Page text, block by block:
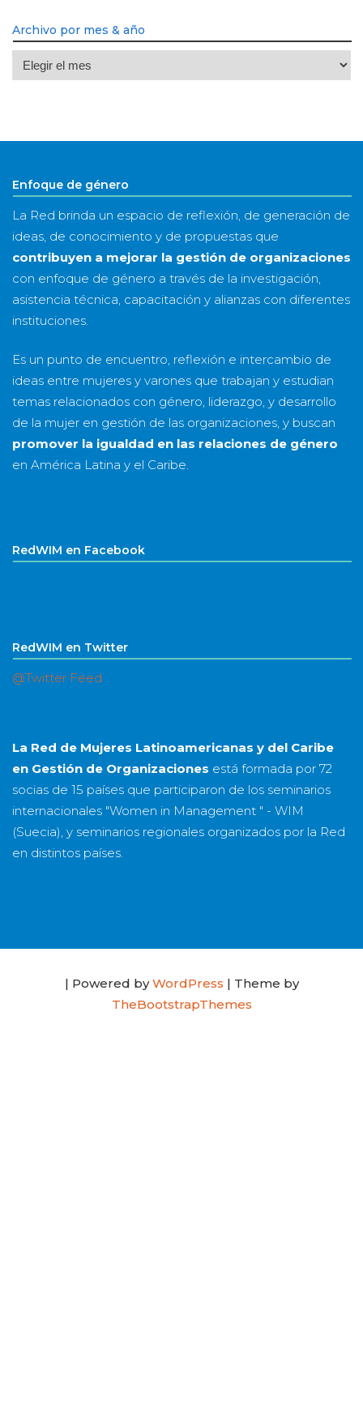
Archivo por mes & año
Archivo
por
año
Enfoque de género
La Red brinda un espacio de reflexión, de generación de
ideas, de conocimiento y de propuestas que
contribuyen a mejorar la gestión de organizaciones
con enfoque de género a través de la investigación,
asistencia técnica, capacitación y alianzas con diferentes
instituciones.
Es un punto de encuentro, reflexión e intercambio de
ideas entre mujeres y varones que trabajan y estudian
temas relacionados con género, liderazgo, y desarrollo
de la mujer en gestión de las organizaciones, y buscan
promover la igualdad en las relaciones de género
en América Latina y el Caribe.
RedWIM en Facebook
RedWIM en Twitter
@Twitter Feed
La Red de Mujeres Latinoamericanas y del Caribe
en Gestión de Organizaciones está formada por 72
socias de 15 países que participaron de los seminarios
internacionales "Women in Management " - WIM
(Suecia), y seminarios regionales organizados por la Red
en distintos países.
| Powered byWordPress | Theme by
TheBootstrapThemes